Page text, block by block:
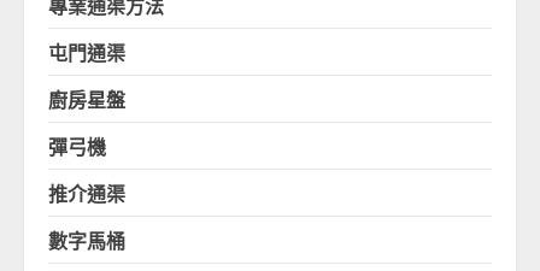
屯門通渠
廚房星盤
彈弓機
推介通渠
數字馬桶